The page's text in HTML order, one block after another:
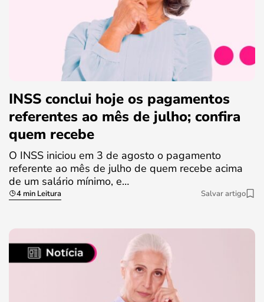
INSS conclui hoje os pagamentos
referentes ao mês de julho; confira
quem recebe
O INSS iniciou em 3 de agosto o pagamento
referente ao mês de julho de quem recebe acima
de um salário mínimo, e…
4 min Leitura Salvar artigo